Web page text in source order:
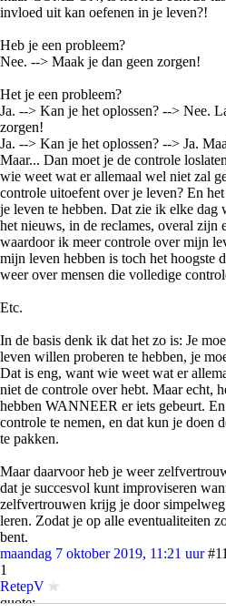
invloed uit kan oefenen in je leven?!
Heb je een probleem?
Nee. --> Maak je dan geen zorgen!
Het je een probleem?
Ja. --> Kan je het oplossen? --> Nee.
zorgen!
Ja. --> Kan je het oplossen? --> Ja.
Maar... Dan moet je de controle
wie weet wat er allemaal wel niet zal
controle uitoefent over je leven? En
je leven te hebben. Dat zie ik elke dag
het nieuws, in de reclames, overal zijn
waardoor ik meer controle over mijn
mijn leven hebben is toch het hoogste
weer over mensen die volledige
Etc.
In de basis denk ik dat het zo is: Je
leven willen proberen te hebben, je
Dat is eng, want wie weet wat er
niet de controle over hebt. Maar echt,
hebben WANNEER er iets gebeurt.
controle te nemen, en dat kun je doen
te pakken.
Maar daarvoor heb je weer
dat je succesvol kunt improviseren
zelfvertrouwen krijg je door
leren. Zodat je op alle eventualiteiten
bent.
maandag 7 oktober 2019, 11:21 uur #11
1
RetepV
quote: